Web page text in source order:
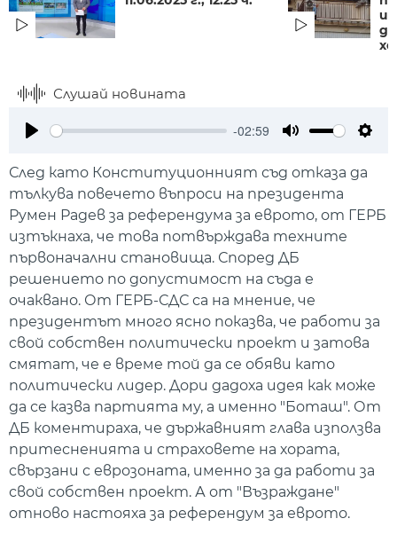
Слушай новината
-02:59
След като Конституционният съд отказа да
тълкува повечето въпроси на президента
Румен Радев за референдума за еврото, от ГЕРБ
изтъкнаха, че това потвърждава техните
първоначални становища. Според ДБ
решението по допустимост на съда е
очаквано. От ГЕРБ-СДС са на мнение, че
президентът много ясно показва, че работи за
свой собствен политически проект и затова
смятат, че е време той да се обяви като
политически лидер. Дори дадоха идея как може
да се казва партията му, а именно "Боташ". От
ДБ коментираха, че държавният глава използва
притесненията и страховете на хората,
свързани с еврозоната, именно за да работи за
свой собствен проект. А от "Възраждане"
отново настояха за референдум за еврото.